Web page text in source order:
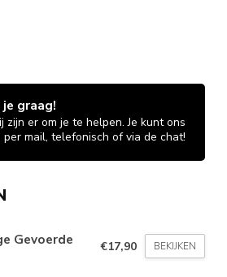
graag!
er om je te helpen. Je kunt ons
mail, telefonisch of via de chat!
Gevoerde €17,90 BEKIJKEN